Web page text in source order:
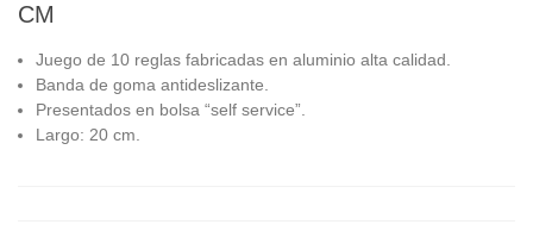
CM
Juego de 10 reglas fabricadas en aluminio alta calidad.
Banda de goma antideslizante.
Presentados en bolsa “self service”.
Largo: 20 cm.